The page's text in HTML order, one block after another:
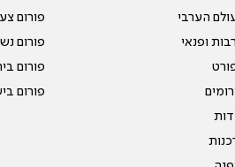
הערבי
ופנאי
פורום
פורום
פורום
פורום